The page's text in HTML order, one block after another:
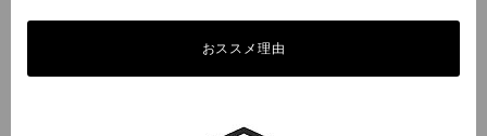
おススメ理由